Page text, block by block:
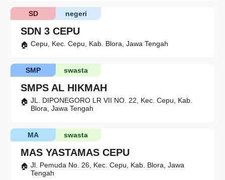
SDN 3 CEPU
negeri
SD
Cepu, Kec. Cepu, Kab. Blora, Jawa Tengah
SMPS AL HIKMAH
swasta
SMP
JL. DIPONEGORO LR VII NO. 22, Kec. Cepu, Kab.
Blora, Jawa Tengah
MAS YASTAMAS CEPU
swasta
MA
Jl. Pemuda No. 26, Kec. Cepu, Kab. Blora, Jawa
Tengah